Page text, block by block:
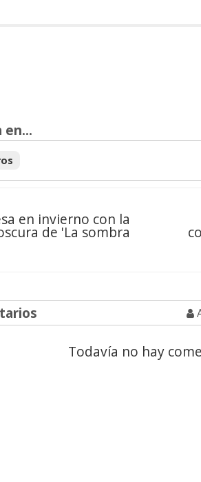
en...
en invierno con la
de 'La sombra
Todavía no hay